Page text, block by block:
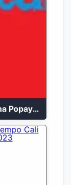
Tropicana Popayán en vivo 106.1 FM